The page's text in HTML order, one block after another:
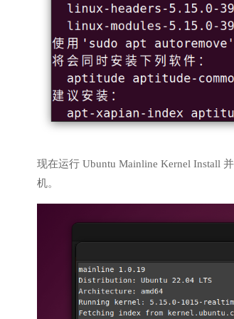
现在运行 Ubuntu Mainline Kernel Install
机。